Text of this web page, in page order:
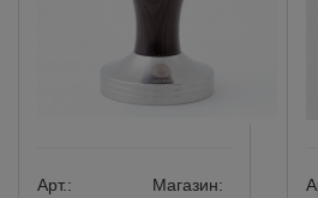
Арт.:
Магазин: